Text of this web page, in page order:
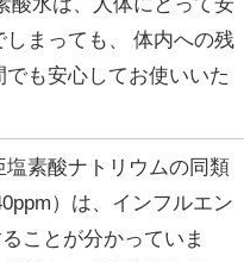
まっても、 体内への残
も安心してお使いいた
素酸ナトリウムの同類
）は、インフルエン
ことが分かっていま